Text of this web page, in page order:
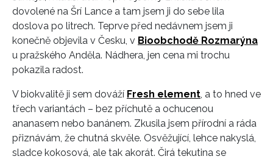
dovolené na Šrí Lance a tam jsem ji do sebe lila
doslova po litrech. Teprve před nedávnem jsem ji
konečně objevila v Česku, v Bioobchodě Rozmarýna
u pražského Anděla. Nádhera, jen cena mi trochu
pokazila radost.
V biokvalitě ji sem dováží Fresh element , a to hned ve
třech variantách – bez příchutě a ochucenou
ananasem nebo banánem. Zkusila jsem přírodní a ráda
přiznávám, že chutná skvěle. Osvěžující, lehce nakyslá,
sladce kokosová, ale tak akorát. Čirá tekutina se